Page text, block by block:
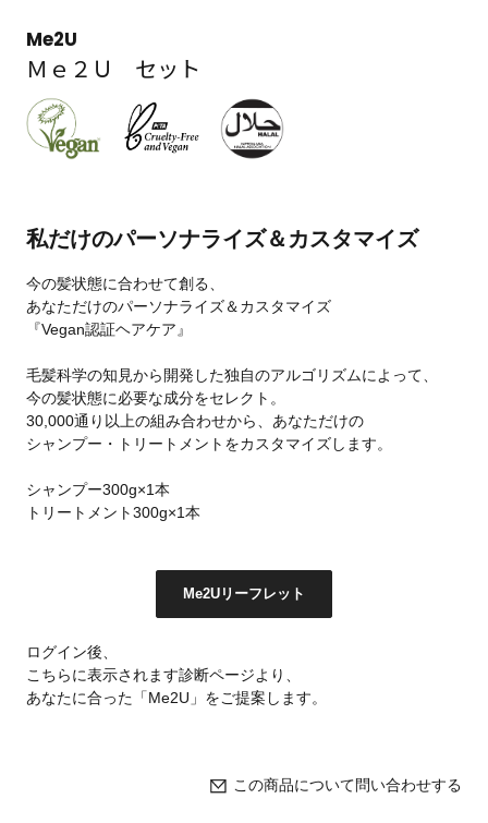
Me2U
Ｍｅ２Ｕ セット
私だけのパーソナライズ＆カスタマイズ
今の髪状態に合わせて創る、
あなただけのパーソナライズ＆カスタマイズ
『Vegan認証ヘアケア』
毛髪科学の知見から開発した独自のアルゴリズムによって、
今の髪状態に必要な成分をセレクト。
30,000通り以上の組み合わせから、あなただけの
シャンプー・トリートメントをカスタマイズします。
シャンプー300g×1本
トリートメント300g×1本
Me2Uリーフレット
ログイン後、
こちらに表示されます診断ページより、
あなたに合った「Me2U」をご提案します。
この商品について問い合わせする